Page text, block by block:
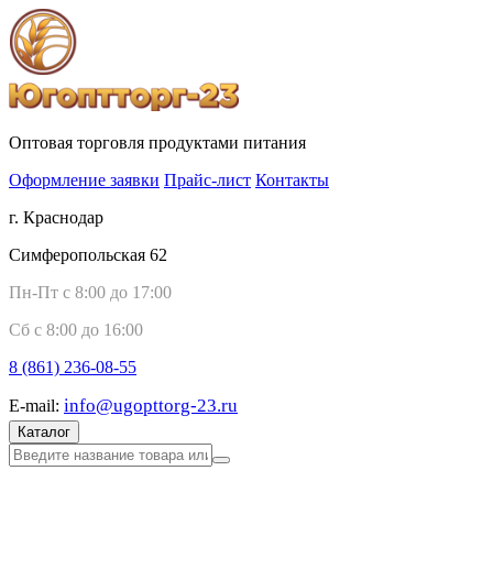
Оптовая торговля продуктами питания
Оформление заявки Прайс-лист Контакты
г. Краснодар
Симферопольская 62
Пн-Пт с 8:00 до 17:00
Сб с 8:00 до 16:00
8 (861) 236-08-55
E-mail: info@ugopttorg-23.ru
Каталог